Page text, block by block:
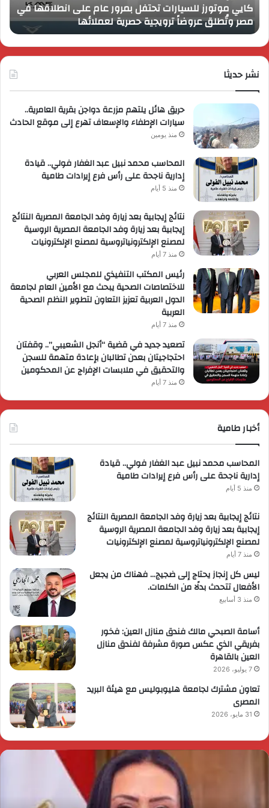
في
مصر
وتُطلق
عروضاً
ترويجية
حصرية
كايي موتورز للسيارات تحتفل بمرور عام على انطلاقها في
مصر وتُطلق عروضاً ترويجية حصرية لعملائها
نشر حديثا
حريق هائل يلتهم مزرعة دواجن بقرية العامرية..
سيارات الإطفاء والإسعاف تهرع إلى موقع الحادث
منذ يومين
المحاسب محمد نبيل عبد الغفار فولي.. قيادة
إدارية ناجحة على رأس فرع إيرادات طامية
منذ 5 أيام
نتائج إيجابية بعد زيارة وفد الجامعة المصرية النتائج
إيجابية بعد زيارة وفد الجامعة المصرية الروسية
لمصنع الإلكترونياتروسية لمصنع الإلكترونيات
منذ 7 أيام
رئيس المكتب التنفيذي للمجلس العربي
للاختصاصات الصحية يبحث مع الأمين العام لجامعة
الدول العربية تعزيز التعاون لتطوير النظم الصحية
العربية
منذ 7 أيام
تصعيد جديد في قضية “أنجل الشعيبي”.. وقفتان
احتجاجيتان بعدن تطالبان بإعادة متهمة للسجن
والتحقيق في ملابسات الإفراج عن المحكومين
منذ 7 أيام
أخبار طامية
المحاسب محمد نبيل عبد الغفار فولي.. قيادة
إدارية ناجحة على رأس فرع إيرادات طامية
منذ 5 أيام
نتائج إيجابية بعد زيارة وفد الجامعة المصرية النتائج
إيجابية بعد زيارة وفد الجامعة المصرية الروسية
لمصنع الإلكترونياتروسية لمصنع الإلكترونيات
منذ 7 أيام
ليس كل إنجاز يحتاج إلى ضجيج… فهناك من يجعل
الأفعال تتحدث بدلًا من الكلمات.
منذ 3 أسابيع
أسامة الصبحي مالك فندق منازل العين: فخور
بفريقي الذي عكس صورة مشرفة لفندق منازل
العين بالقاهرة
7 يوليو، 2026
تعاون مشترك لجامعة هليوبوليس مع هيئة البريد
المصرى
31 مايو، 2026
رئيس